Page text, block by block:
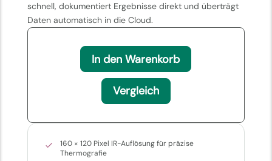
schnell, dokumentiert Ergebnisse direkt und überträgt
Daten automatisch in die Cloud.
In den Warenkorb
Vergleich
160 × 120 Pixel IR-Auflösung für präzise
Thermografie